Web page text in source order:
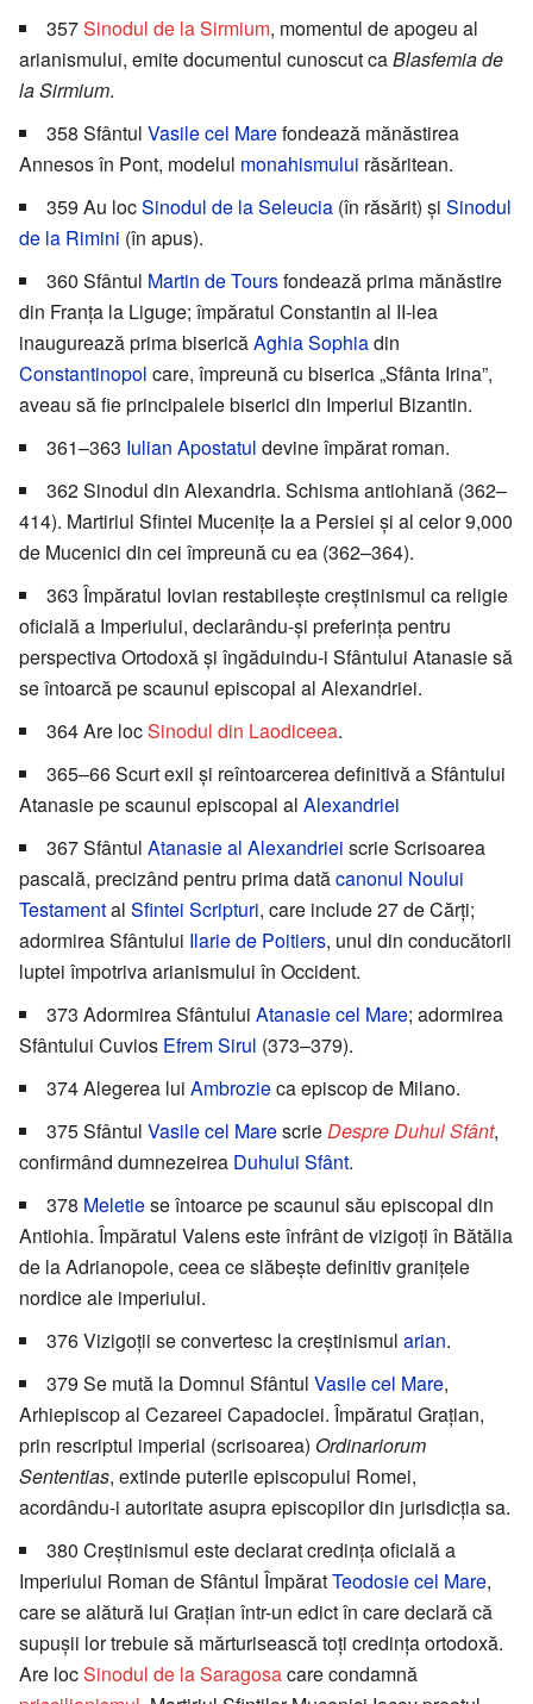
357Sinodul de la Sirmium, momentul de apogeu al
arianismului, emite documentul cunoscut caBlasfemia de
la Sirmium.
358 Sfântul Vasile cel Marefondează mănăstirea
Annesos în Pont, modelul monahismului răsăritean.
359 Au locSinodul de la Seleucia (în răsărit) și Sinodul
de la Rimini (în apus).
360 Sfântul Martin de Toursfondează prima mănăstire
din Franța la Liguge; împăratul Constantin al II-lea
inaugurează prima bisericăAghia Sophiadin
Constantinopol care, împreună cu biserica „Sfânta Irina”,
aveau să fie principalele biserici din Imperiul Bizantin.
361–363 Iulian Apostatul devine împărat roman.
362 Sinodul din Alexandria. Schisma antiohiană (362–
414). Martiriul Sfintei Mucenițe Ia a Persiei și al celor 9,000
de Mucenici din cei împreună cu ea (362–364).
363 Împăratul Iovian restabilește creștinismul ca religie
oficială a Imperiului, declarându-și preferința pentru
perspectiva Ortodoxă și îngăduindu-i Sfântului Atanasie să
se întoarcă pe scaunul episcopal al Alexandriei.
364 Are locSinodul din Laodiceea.
365–66 Scurt exil și reîntoarcerea definitivă a Sfântului
Atanasie pe scaunul episcopal al Alexandriei
367 Sfântul Atanasie al Alexandriei scrie Scrisoarea
pascală, precizând pentru prima datăcanonul Noului
Testamental Sfintei Scripturi, care include 27 de Cărți;
adormirea Sfântului Ilarie de Poitiers, unul din conducătorii
luptei împotriva arianismului în Occident.
373 Adormirea Sfântului Atanasie cel Mare; adormirea
Sfântului Cuvios Efrem Sirul (373–379).
374 Alegerea lui Ambrozieca episcop de Milano.
375 Sfântul Vasile cel Marescrie Despre Duhul Sfânt,
confirmând dumnezeirea Duhului Sfânt.
378 Meletiese întoarce pe scaunul său episcopal din
Antiohia. Împăratul Valens este înfrânt de vizigoți în Bătălia
de la Adrianopole, ceea ce slăbește definitiv granițele
nordice ale imperiului.
376 Vizigoții se convertesc la creștinismul arian.
379 Se mută la Domnul Sfântul Vasile cel Mare,
Arhiepiscop al Cezareei Capadociei. Împăratul Grațian,
prin rescriptul imperial (scrisoarea) Ordinariorum
Sententias, extinde puterile episcopului Romei,
acordându-i autoritate asupra episcopilor din jurisdicția sa.
380 Creștinismul este declarat credința oficială a
Imperiului Roman de Sfântul ÎmpăratTeodosie cel Mare,
care se alătură lui Grațian într-un edict în care declară că
supușii lor trebuie să mărturisească toți credința ortodoxă.
Are locSinodul de la Saragosacare condamnă